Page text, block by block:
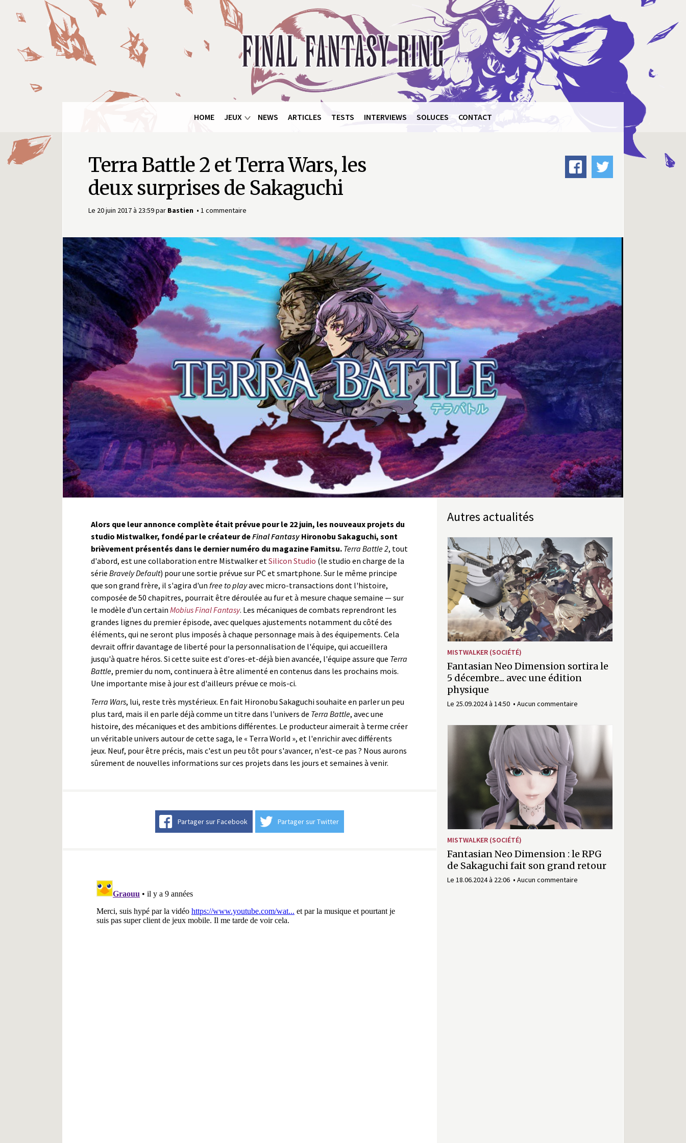
Final
Fantasy
Ring
HOME JEUX NEWS ARTICLES TESTS INTERVIEWS SOLUCES CONTACT
Terra Battle 2 et Terra Wars, les
deux surprises de Sakaguchi
Le 20 juin 2017 à 23:59par Bastien 1 commentaire
Alors que leur annonce complète était prévue pour le 22 juin, les nouveaux projets du
studio Mistwalker, fondé par le créateur deFinal Fantasy Hironobu Sakaguchi, sont
brièvement présentés dans le dernier numéro du magazine Famitsu. Terra Battle 2, tout
d'abord, est une collaboration entre Mistwalker et Silicon Studio (le studio en charge de la
série Bravely Default) pour une sortie prévue sur PC et smartphone. Sur le même principe
que son grand frère, il s'agira d'un free to playavec micro-transactions dont l'histoire,
composée de 50 chapitres, pourrait être déroulée au fur et à mesure chaque semaine — sur
le modèle d'un certain Mobius Final Fantasy. Les mécaniques de combats reprendront les
grandes lignes du premier épisode, avec quelques ajustements notamment du côté des
éléments, qui ne seront plus imposés à chaque personnage mais à des équipements. Cela
devrait offrir davantage de liberté pour la personnalisation de l'équipe, qui accueillera
jusqu'à quatre héros. Si cette suite est d'ores-et-déjà bien avancée, l'équipe assure que Terra
Battle, premier du nom, continuera à être alimenté en contenus dans les prochains mois.
Une importante mise à jour est d'ailleurs prévue ce mois-ci.
Terra Wars, lui, reste très mystérieux. En fait Hironobu Sakaguchi souhaite en parler un peu
plus tard, mais il en parle déjà comme un titre dans l'univers de Terra Battle, avec une
histoire, des mécaniques et des ambitions différentes. Le producteur aimerait à terme créer
un véritable univers autour de cette saga, le « Terra World », et l'enrichir avec différents
jeux. Neuf, pour être précis, mais c'est un peu tôt pour s'avancer, n'est-ce pas ? Nous aurons
sûrement de nouvelles informations sur ces projets dans les jours et semaines à venir.
Partager sur Facebook Partager sur Twitter
Autres actualités
MISTWALKER (SOCIÉTÉ)
Fantasian Neo Dimension sortira le
5 décembre... avec une édition
physique
Le 25.09.2024 à 14:50 Aucun commentaire
MISTWALKER (SOCIÉTÉ)
Fantasian Neo Dimension : le RPG
de Sakaguchi fait son grand retour
Le 18.06.2024 à 22:06 Aucun commentaire
Panneau de gestion des cookies